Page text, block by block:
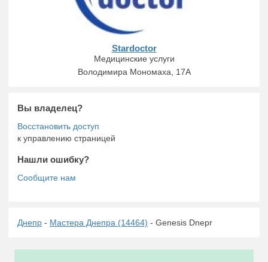
Stardoctor
Медицинские услуги
Володимира Мономаха, 17А
Вы владелец?
к управлению страницей
Нашли ошибку?
Днепр - Мастера Днепра (14464) - Genesis Dnepr